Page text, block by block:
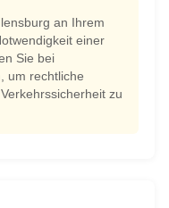
an Ihrem
einer
Sie bei
um rechtliche
zu